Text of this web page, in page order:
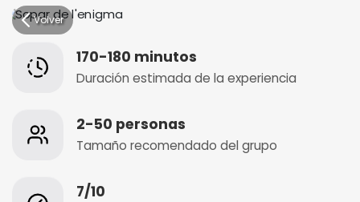
Volver
170-180 minutos
Duración estimada de la experiencia
2-50 personas
Tamaño recomendado del grupo
7/10